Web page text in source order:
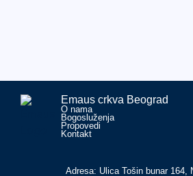
Emaus crkva Beograd
O nama
Bogosluženja
Propovedi
Kontakt
Adresa: Ulica Tošin bunar 164,